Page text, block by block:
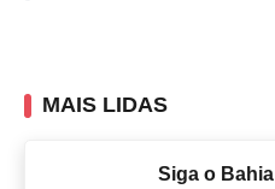
MAIS LIDAS
Siga o